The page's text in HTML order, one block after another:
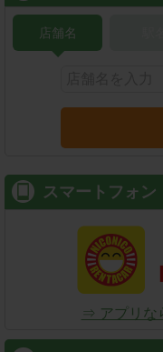
店舗名
スマートフォン
⇒ アプリな